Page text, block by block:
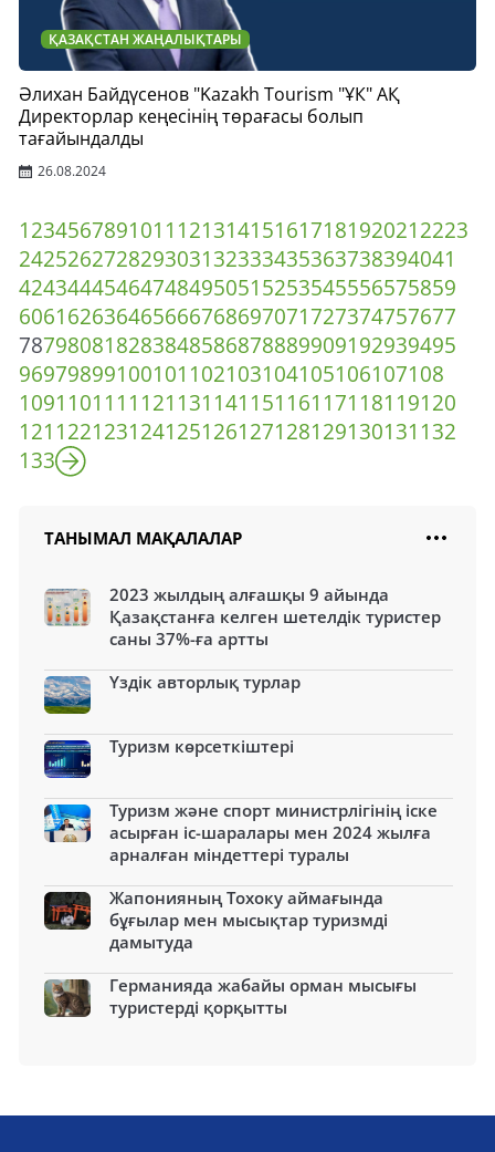
ҚАЗАҚСТАН ЖАҢАЛЫҚТАРЫ
Әлихан Байдүсенов "Kazakh Tourism "ҰК" АҚ
Директорлар кеңесінің төрағасы болып
тағайындалды
26.08.2024
1234567891011 121314151617181920212223
242526272829303132333435363738394041
424344454647484950515253545556575859
606162636465666768697071727374757677
787980818283848586878889909192939495
96979899100101 102103104105106107108
109110111 112113114115116117118119120
121 122123124125126127128129130131 132
133
ТАНЫМАЛ МАҚАЛАЛАР
2023 жылдың алғашқы 9 айында
Қазақстанға келген шетелдік туристер
саны 37%-ға артты
Үздік авторлық турлар
Туризм көрсеткіштері
Туризм және спорт министрлігінің іске
асырған іс-шаралары мен 2024 жылға
арналған міндеттері туралы
Жапонияның Тохоку аймағында
бұғылар мен мысықтар туризмді
дамытуда
Германияда жабайы орман мысығы
туристерді қорқытты